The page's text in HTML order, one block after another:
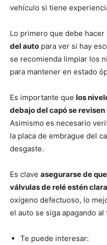
vehículo si tiene
Lo primero que debe hacer
del auto para ver si hay
se recomienda limpiar los
para mantener en estado
Es importante que los
debajo del capó se
Asimismo es necesario
la placa de embrague del
desgaste.
Es clave asegurarse de
válvulas de relé estén
oxígeno defectuoso, lo
el auto se siga apagando al
Te puede interesar: